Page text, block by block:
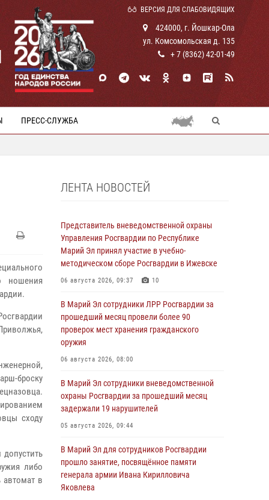
ВЕРСИЯ ДЛЯ СЛАБОВИДЯЩИХ
424000, г. Йошкар-Ола
ул. Комсомольская д. 135
+ 7 (8362) 42-01-49
ПРЕСС-СЛУЖБА
ношения
броску
сходу
либо
в
ЛЕНТА НОВОСТЕЙ
Представитель вневедомственной охраны
Управления Росгвардии по Республике
Марий Эл принял участие в учебно-
методическом сборе Росгвардии в Ижевске
06 августа 2026, 09:37 10
В Марий Эл сотрудники ЛРР Росгвардии за
прошедший месяц провели более 90
проверок мест хранения гражданского
оружия
06 августа 2026, 08:00
В Марий Эл сотрудники вневедомственной
охраны Росгвардии за прошедший месяц
задержали 19 нарушителей
05 августа 2026, 09:44
В Марий Эл для сотрудников Росгвардии
прошло занятие, посвящённое памяти
генерала армии Ивана Кирилловича
Яковлева